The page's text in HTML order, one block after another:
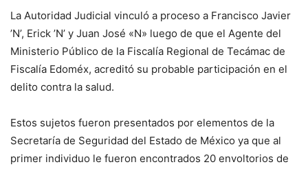
La Autoridad Judicial vinculó a proceso a Francisco Javier
’N’, Erick ’N’ y Juan José «N» luego de que el Agente del
Ministerio Público de la Fiscalía Regional de Tecámac de
Fiscalía Edoméx, acreditó su probable participación en el
delito contra la salud.
Estos sujetos fueron presentados por elementos de la
Secretaría de Seguridad del Estado de México ya que al
primer individuo le fueron encontrados 20 envoltorios de